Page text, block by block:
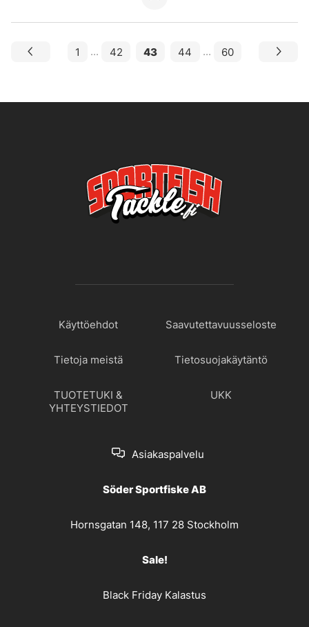
1 ... 42 43 44 ... 60
Käyttöehdot Saavutettavuusseloste
Tietoja meistä Tietosuojakäytäntö
TUOTETUKI &
YHTEYSTIEDOT
UKK
Asiakaspalvelu
Söder Sportfiske AB
Hornsgatan 148, 117 28 Stockholm
Sale!
Black Friday Kalastus